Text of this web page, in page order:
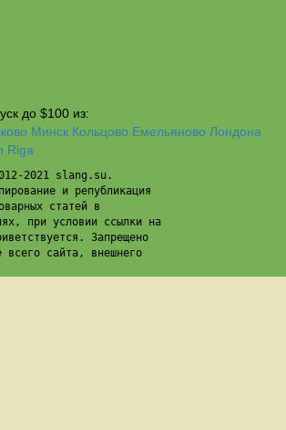
до $100 из:
Минск Кольцово Емельяново Лондона
Riga
2021 slang.su.
и републикация
статей в
при условии ссылки на
Запрещено
всего сайта, внешнего